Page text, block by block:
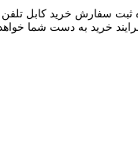
سفارش خرید کابل تلفن